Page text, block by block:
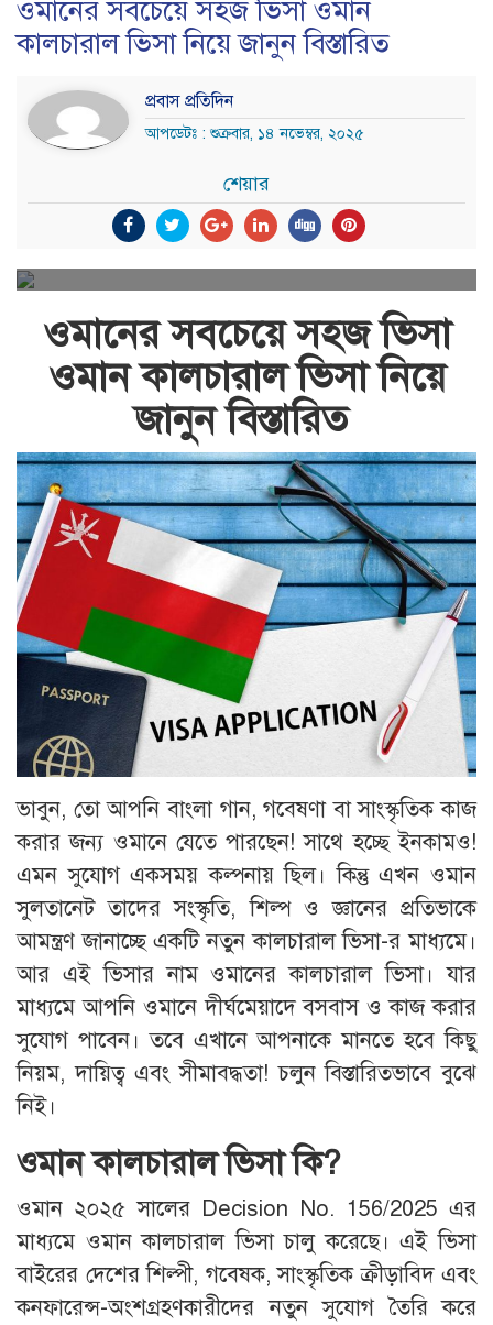
ওমানের সবচেয়ে সহজ ভিসা ওমান
কালচারাল ভিসা নিয়ে জানুন বিস্তারিত
প্রবাস প্রতিদিন
আপডেটঃ : শুক্রবার, ১৪ নভেম্বর, ২০২৫
শেয়ার
ওমানের সবচেয়ে সহজ ভিসা
ওমান কালচারাল ভিসা নিয়ে
জানুন বিস্তারিত
ভাবুন, তো আপনি বাংলা গান, গবেষণা বা সাংস্কৃতিক কাজ
করার জন্য ওমানে যেতে পারছেন! সাথে হচ্ছে ইনকামও!
এমন সুযোগ একসময় কল্পনায় ছিল। কিন্তু এখন ওমান
সুলতানেট তাদের সংস্কৃতি, শিল্প ও জ্ঞানের প্রতিভাকে
আমন্ত্রণ জানাচ্ছে একটি নতুন কালচারাল ভিসা-র মাধ্যমে।
আর এই ভিসার নাম ওমানের কালচারাল ভিসা। যার
মাধ্যমে আপনি ওমানে দীর্ঘমেয়াদে বসবাস ও কাজ করার
সুযোগ পাবেন। তবে এখানে আপনাকে মানতে হবে কিছু
নিয়ম, দায়িত্ব এবং সীমাবদ্ধতা! চলুন বিস্তারিতভাবে বুঝে
নিই।
ওমান কালচারাল ভিসা কি?
ওমান ২০২৫ সালের Decision No. 156/2025 এর
মাধ্যমে ওমান কালচারাল ভিসা চালু করেছে। এই ভিসা
বাইরের দেশের শিল্পী, গবেষক, সাংস্কৃতিক ক্রীড়াবিদ এবং
কনফারেন্স-অংশগ্রহণকারীদের নতুন সুযোগ তৈরি করে